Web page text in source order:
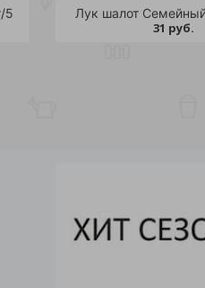
5 Лук шалот
31 руб.